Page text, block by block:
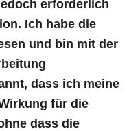
erforderlich
Ich habe die
und bin mit der
dass ich meine
für die
dass die